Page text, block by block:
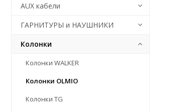
AUX кабели
ГАРНИТУРЫ и НАУШНИКИ
Колонки
Колонки WALKER
Колонки OLMIO
Колонки TG